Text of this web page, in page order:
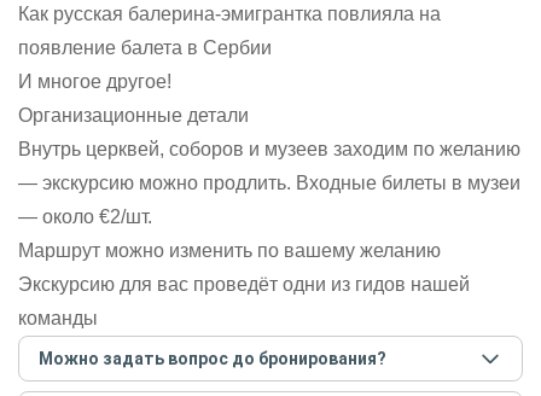
Как русская балерина-эмигрантка повлияла на
появление балета в Сербии
И многое другое!
Организационные детали
Внутрь церквей, соборов и музеев заходим по желанию
— экскурсию можно продлить. Входные билеты в музеи
— около €2/шт.
Маршрут можно изменить по вашему желанию
Экскурсию для вас проведёт одни из гидов нашей
команды
Можно задать вопрос до бронирования?